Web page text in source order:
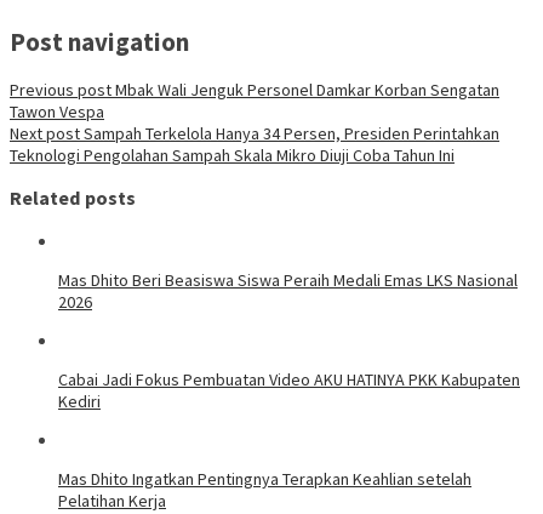
Post navigation
Previous postMbak Wali Jenguk Personel Damkar Korban Sengatan
Tawon Vespa
Next postSampah Terkelola Hanya 34 Persen, Presiden Perintahkan
Teknologi Pengolahan Sampah Skala Mikro Diuji Coba Tahun Ini
Related posts
Mas Dhito Beri Beasiswa Siswa Peraih Medali Emas LKS Nasional
2026
Cabai Jadi Fokus Pembuatan Video AKU HATINYA PKK Kabupaten
Kediri
Mas Dhito Ingatkan Pentingnya Terapkan Keahlian setelah
Pelatihan Kerja